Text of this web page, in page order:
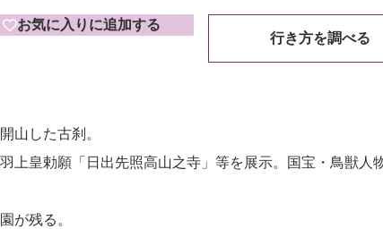
お気に入りに追加する
行き方を調べる
山した古刹。
上皇勅願「日出先照高山之寺」等を展示。国宝・鳥獣
が残る。